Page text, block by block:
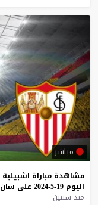
مباشر
مشاهدة مباراة اشبيلية
اليوم 19-5-2024 على سان
منذ سنتين